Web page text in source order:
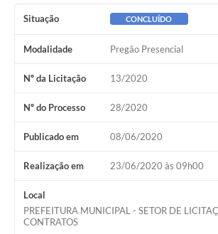
Situação CONCLUÍDO
Modalidade Pregão Presencial
Nº da Licitação 13/2020
Nº do Processo 28/2020
Publicado em 08/06/2020
Realização em 23/06/2020 às 09h00
Local
PREFEITURA MUNICIPAL - SETOR DE
CONTRATOS